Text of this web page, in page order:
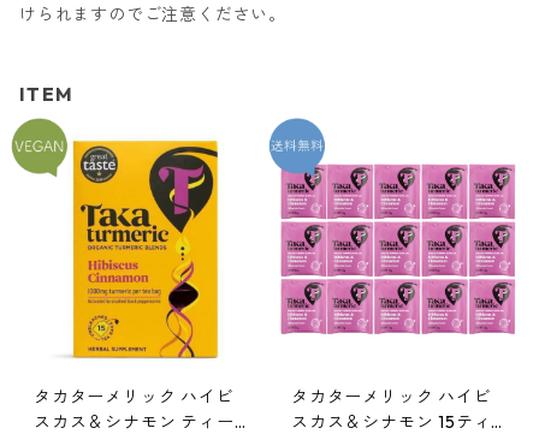
けられますのでご注意ください。
ITEM
タカターメリック ハイビ
スカス＆シナモン ティー
タカターメリック ハイビ
スカス＆シナモン 15ティ